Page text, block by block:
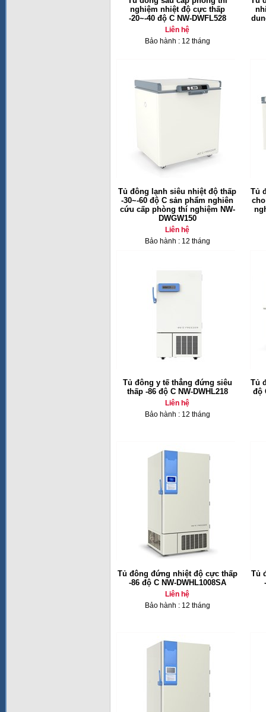
nghiệm nhiệt độ cực thấp
-20~-40 độ C NW-DWFL528
Liên hệ
Bảo hành : 12 tháng
Tủ đông lạnh siêu nhiệt độ thấp
-30~-60 độ C sản phẩm nghiên
cứu cấp phòng thí nghiệm NW-
DWGW150
Liên hệ
Bảo hành : 12 tháng
Tủ
Tủ đông y tế thẳng đứng siêu
thấp -86 độ C NW-DWHL218
Liên hệ
Bảo hành : 12 tháng
Tủ
độ
Tủ đông đứng nhiệt độ cực thấp
-86 độ C NW-DWHL1008SA
Liên hệ
Bảo hành : 12 tháng
Tủ